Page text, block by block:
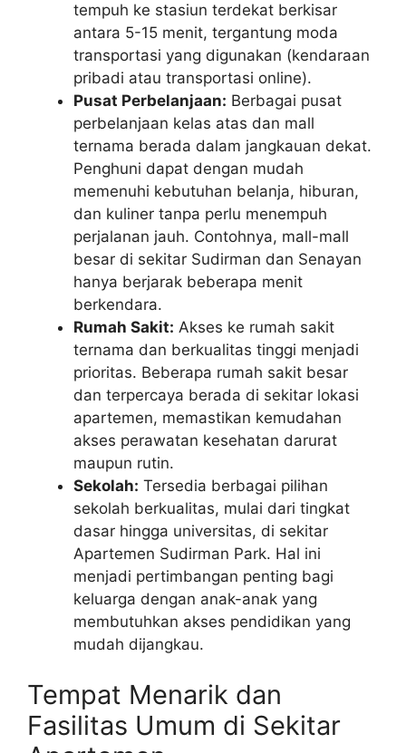
tempuh ke stasiun terdekat berkisar
antara 5-15 menit, tergantung moda
transportasi yang digunakan (kendaraan
pribadi atau transportasi online).
Pusat Perbelanjaan: Berbagai pusat
perbelanjaan kelas atas dan mall
ternama berada dalam jangkauan dekat.
Penghuni dapat dengan mudah
memenuhi kebutuhan belanja, hiburan,
dan kuliner tanpa perlu menempuh
perjalanan jauh. Contohnya, mall-mall
besar di sekitar Sudirman dan Senayan
hanya berjarak beberapa menit
berkendara.
Rumah Sakit: Akses ke rumah sakit
ternama dan berkualitas tinggi menjadi
prioritas. Beberapa rumah sakit besar
dan terpercaya berada di sekitar lokasi
apartemen, memastikan kemudahan
akses perawatan kesehatan darurat
maupun rutin.
Sekolah: Tersedia berbagai pilihan
sekolah berkualitas, mulai dari tingkat
dasar hingga universitas, di sekitar
Apartemen Sudirman Park. Hal ini
menjadi pertimbangan penting bagi
keluarga dengan anak-anak yang
membutuhkan akses pendidikan yang
mudah dijangkau.
Tempat Menarik dan
Fasilitas Umum di Sekitar